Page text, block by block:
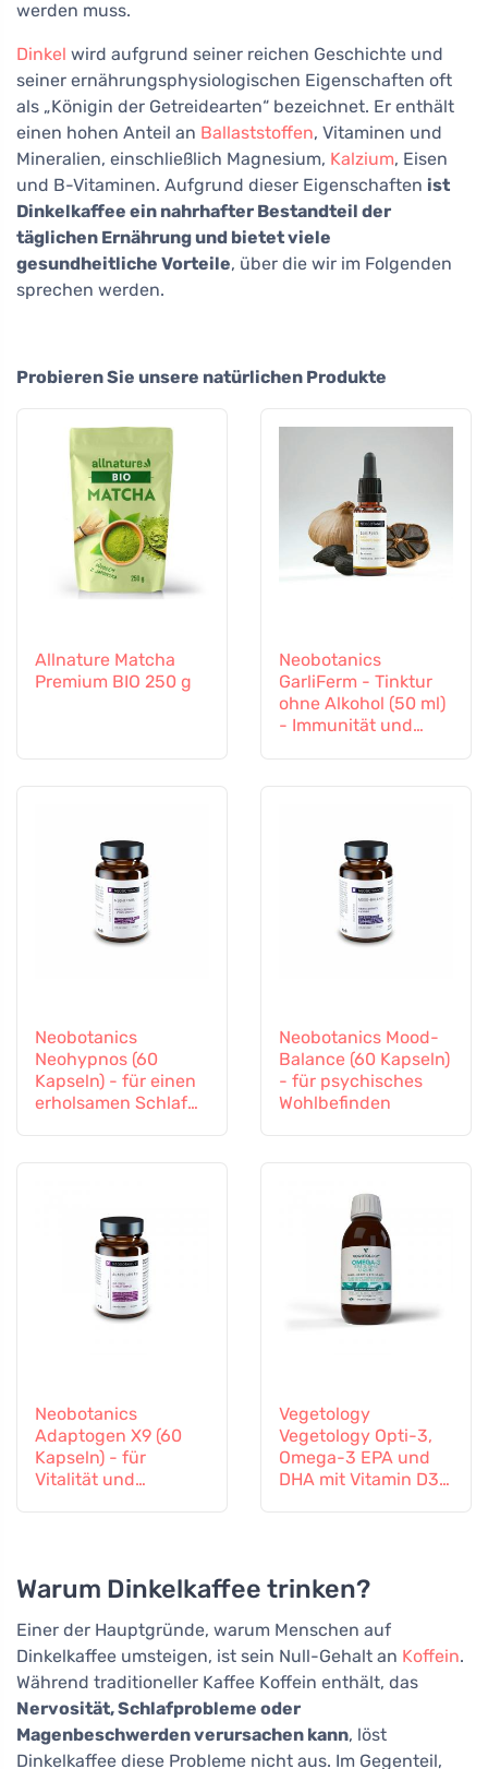
werden muss.
Dinkel wird aufgrund seiner reichen Geschichte und
seiner ernährungsphysiologischen Eigenschaften oft
als „Königin der Getreidearten“ bezeichnet. Er enthält
einen hohen Anteil an Ballaststoffen, Vitaminen und
Mineralien, einschließlich Magnesium, Kalzium, Eisen
und B-Vitaminen. Aufgrund dieser Eigenschaften ist
Dinkelkaffee ein nahrhafter Bestandteil der
täglichen Ernährung und bietet viele
gesundheitliche Vorteile, über die wir im Folgenden
sprechen werden.
Probieren Sie unsere natürlichen Produkte
Allnature Matcha
Premium BIO 250 g
Neobotanics
GarliFerm - Tinktur
ohne Alkohol (50 ml)
- Immunität und
Neobotanics
Neohypnos (60
Kapseln) - für einen
erholsamen Schlaf
Neobotanics Mood-
Balance (60 Kapseln)
- für psychisches
Wohlbefinden
Neobotanics
Adaptogen X9 (60
Kapseln) - für
Vitalität und
Vegetology
Vegetology Opti-3,
Omega-3 EPA und
DHA mit Vitamin D3,
Warum Dinkelkaffee trinken?
Einer der Hauptgründe, warum Menschen auf
Dinkelkaffee umsteigen, ist sein Null-Gehalt an Koffein.
Während traditioneller Kaffee Koffein enthält, das
Nervosität, Schlafprobleme oder
Magenbeschwerden verursachen kann, löst
Dinkelkaffee diese Probleme nicht aus. Im Gegenteil,